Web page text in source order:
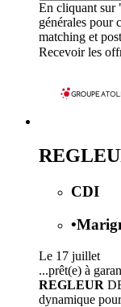
En cliquant sur
générales pour
matching et
Recevoir les
CDI
•
Le 17 juillet
...prêt(e) à
REGLEUR
dynamique